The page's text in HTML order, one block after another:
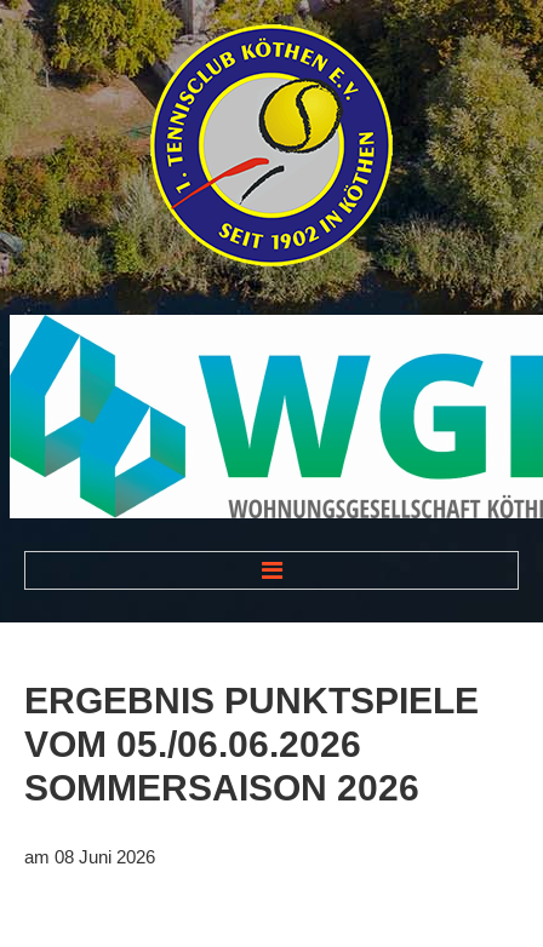
VEREIN
Der Vorstand
Das Clubhaus
ERGEBNIS PUNKTSPIELE
VOM 05./06.06.2026
SOMMERSAISON 2026
am 08 Juni 2026